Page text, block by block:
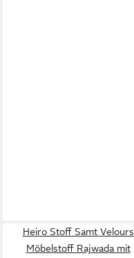
Heiro Stoff Samt Velours
Möbelstoff Rajwada mit